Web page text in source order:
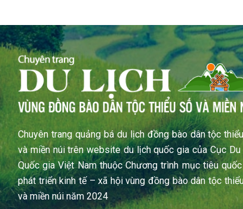
Chuyên trang quảng bá du lịch đồng bào dân tộc
và miền núi trên website du lịch quốc gia của Cục Du
Quốc gia Việt Nam thuộc Chương trình mục tiêu
phát triển kinh tế – xã hội vùng đồng bào dân tộc
và miền núi năm 2024